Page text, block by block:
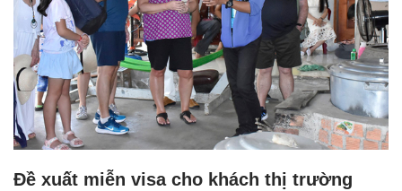
Đề xuất miễn visa cho khách thị trường